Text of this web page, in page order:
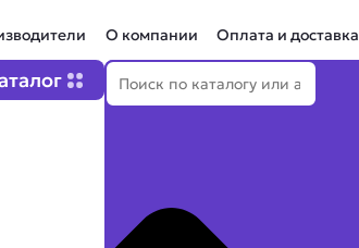
О компании Оплата и доставка
Поиск
Open Каталог